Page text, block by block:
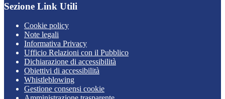
Sezione Link Utili
Cookie policy
Note legali
Informativa Privacy
Ufficio Relazioni con il Pubblico
Dichiarazione di accessibilità
Obiettivi di accessibilità
Whistleblowing
Gestione consensi cookie